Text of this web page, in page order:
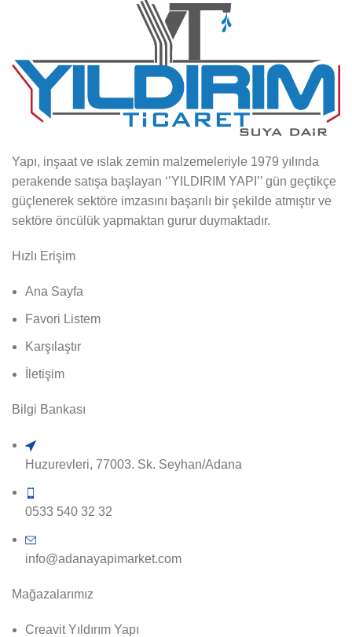
Yapı, inşaat ve ıslak zemin malzemeleriyle 1979 yılında
perakende satışa başlayan ‘’YILDIRIM YAPI’’ gün geçtikçe
güçlenerek sektöre imzasını başarılı bir şekilde atmıştır ve
sektöre öncülük yapmaktan gurur duymaktadır.
Hızlı Erişim
Ana Sayfa
Favori Listem
Karşılaştır
İletişim
Bilgi Bankası
Huzurevleri, 77003. Sk. Seyhan/Adana
0533 540 32 32
info@adanayapimarket.com
Mağazalarımız
Creavit Yıldırım Yapı